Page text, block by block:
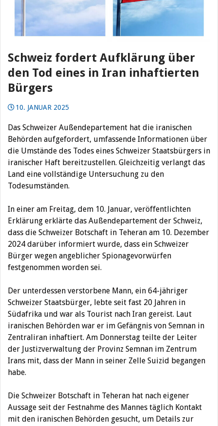
Schweiz fordert Aufklärung über
den Tod eines in Iran inhaftierten
Bürgers
10. JANUAR 2025
Das Schweizer Außendepartement hat die iranischen
Behörden aufgefordert, umfassende Informationen über
die Umstände des Todes eines Schweizer Staatsbürgers in
iranischer Haft bereitzustellen. Gleichzeitig verlangt das
Land eine vollständige Untersuchung zu den
Todesumständen.
In einer am Freitag, dem 10. Januar, veröffentlichten
Erklärung erklärte das Außendepartement der Schweiz,
dass die Schweizer Botschaft in Teheran am 10. Dezember
2024 darüber informiert wurde, dass ein Schweizer
Bürger wegen angeblicher Spionagevorwürfen
festgenommen worden sei.
Der unterdessen verstorbene Mann, ein 64-jähriger
Schweizer Staatsbürger, lebte seit fast 20 Jahren in
Südafrika und war als Tourist nach Iran gereist. Laut
iranischen Behörden war er im Gefängnis von Semnan in
Zentraliran inhaftiert. Am Donnerstag teilte der Leiter
der Justizverwaltung der Provinz Semnan im Zentrum
Irans mit, dass der Mann in seiner Zelle Suizid begangen
habe.
Die Schweizer Botschaft in Teheran hat nach eigener
Aussage seit der Festnahme des Mannes täglich Kontakt
mit den iranischen Behörden gesucht, um Details zur